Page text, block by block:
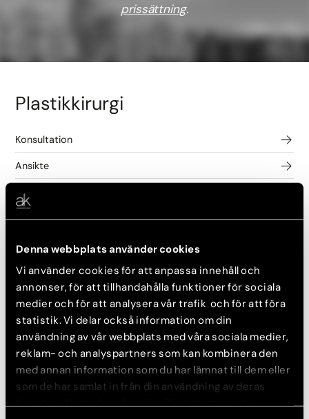
Denna webbplats använder cookies
Vi använder cookies för att anpassa innehåll och
annonser, för att tillhandahålla funktioner för sociala
medier och för att analysera vår trafik och för att föra
statistik. Vi delar också information om din
användning av vår webbplats med våra sociala medier,
reklam- och analyspartners som kan kombinera den
med annan information som du har lämnat till dem eller
som de har samlat in från din användning av deras
tjänster. Nedan kan du välja vilka kategorier du
prissättning.
Plastikkirurgi
Konsultation
Ansikte
Bröst
Kropp
Injektioner
Konsultation
Botulinumtoxin (Botox) & Rynkbehandling
Fillers
Övriga injektionsbehandlingar